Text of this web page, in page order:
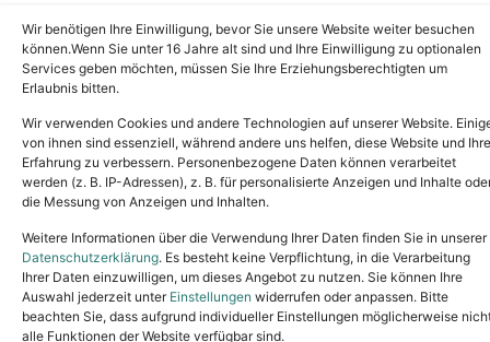
Wir benötigen Ihre Einwilligung, bevor Sie unsere Website weiter besuchen
können.Wenn Sie unter 16 Jahre alt sind und Ihre Einwilligung zu optionalen
Services geben möchten, müssen Sie Ihre Erziehungsberechtigten um
Erlaubnis bitten.
Wir verwenden Cookies und andere Technologien auf unserer Website.
von ihnen sind essenziell, während andere uns helfen, diese Website und Ihre
Erfahrung zu verbessern. Personenbezogene Daten können verarbeitet
werden (z. B. IP-Adressen), z. B. für personalisierte Anzeigen und Inhalte
die Messung von Anzeigen und Inhalten.
Weitere Informationen über die Verwendung Ihrer Daten finden Sie in unserer
Datenschutzerklärung. Es besteht keine Verpflichtung, in die Verarbeitung
Ihrer Daten einzuwilligen, um dieses Angebot zu nutzen. Sie können Ihre
Auswahl jederzeit unter Einstellungen widerrufen oder anpassen. Bitte
beachten Sie, dass aufgrund individueller Einstellungen möglicherweise
alle Funktionen der Website verfügbar sind.
Copyright © 2024. All rights reserved.
Tel.: (02631) 55356buero@tierheim-neuwied.de
Ludwigshof 1, 56567 Neuwied